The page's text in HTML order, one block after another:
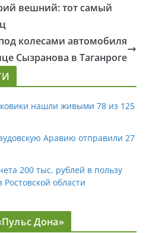
вешний: тот самый
колесами автомобиля
Сызранова в Таганроге
нашли живыми 78 из 125
Аравию отправили 27
200 тыс. рублей в пользу
области
Дона»